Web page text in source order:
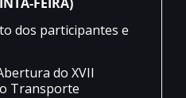
dos participantes e
do XVII
Transporte